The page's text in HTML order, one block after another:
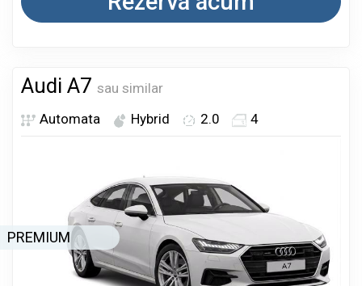
Audi A7 sau similar
Automata
Hybrid 2.0 4
PREMIUM